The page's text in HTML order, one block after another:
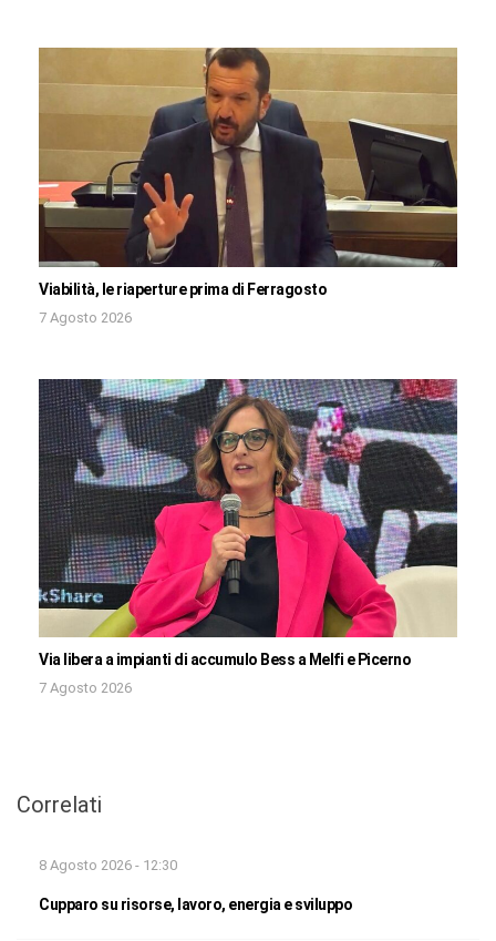
Viabilità, le riaperture prima di Ferragosto
7 Agosto 2026
Via libera a impianti di accumulo Bess a Melfi e Picerno
7 Agosto 2026
Correlati
8 Agosto 2026 - 12:30
Cupparo su risorse, lavoro, energia e sviluppo